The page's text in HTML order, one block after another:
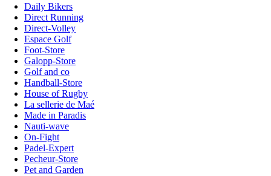
Daily Bikers
Direct Running
Direct-Volley
Espace Golf
Foot-Store
Galopp-Store
Golf and co
Handball-Store
House of Rugby
La sellerie de Maé
Made in Paradis
Nauti-wave
On-Fight
Padel-Expert
Pecheur-Store
Pet and Garden